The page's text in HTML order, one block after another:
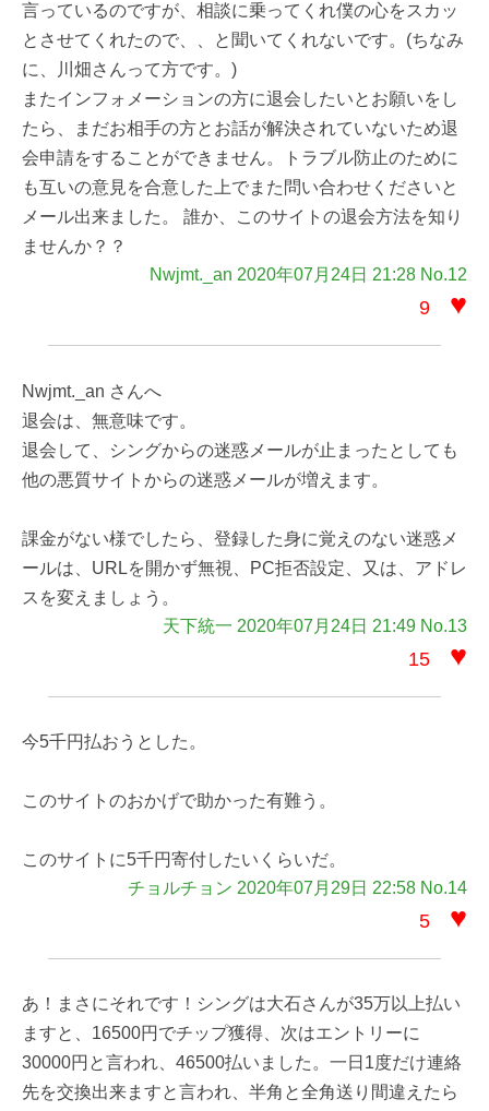
言っているのですが、相談に乗ってくれ僕の心をスカッ
とさせてくれたので、、と聞いてくれないです。(ちなみ
に、川畑さんって方です。)
またインフォメーションの方に退会したいとお願いをし
たら、まだお相手の方とお話が解決されていないため退
会申請をすることができません。トラブル防止のために
も互いの意見を合意した上でまた問い合わせくださいと
メール出来ました。 誰か、このサイトの退会方法を知り
ませんか？？
Nwjmt._an 2020年07月24日 21:28 No.12
9 ♥
Nwjmt._an さんへ
退会は、無意味です。
退会して、シングからの迷惑メールが止まったとしても
他の悪質サイトからの迷惑メールが増えます。
課金がない様でしたら、登録した身に覚えのない迷惑メ
ールは、URLを開かず無視、PC拒否設定、又は、アドレ
スを変えましょう。
天下統一 2020年07月24日 21:49 No.13
15 ♥
今5千円払おうとした。
このサイトのおかげで助かった有難う。
このサイトに5千円寄付したいくらいだ。
チョルチョン 2020年07月29日 22:58 No.14
5 ♥
あ！まさにそれです！シングは大石さんが35万以上払い
ますと、16500円でチップ獲得、次はエントリーに
30000円と言われ、46500払いました。一日1度だけ連絡
先を交換出来ますと言われ、半角と全角送り間違えたら